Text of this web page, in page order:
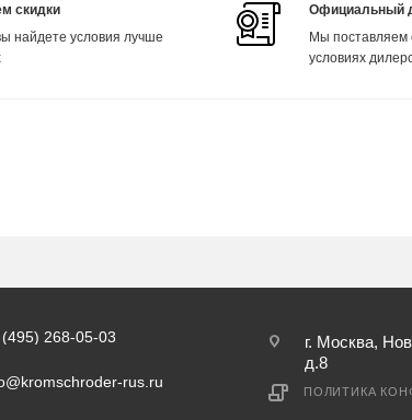
скидки
найдете условия лучше
Официальный
Мы поставляем
условиях
268-05-03
rus.ru
г. Москва,
д.8
ПОЛИТИКА